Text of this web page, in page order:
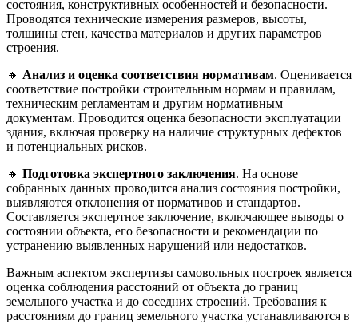
состояния, конструктивных особенностей и безопасности.
Проводятся технические измерения размеров, высоты,
толщины стен, качества материалов и других параметров
строения.
🔸 Анализ и оценка соответствия нормативам. Оценивается
соответствие постройки строительным нормам и правилам,
техническим регламентам и другим нормативным
документам. Проводится оценка безопасности эксплуатации
здания, включая проверку на наличие структурных дефектов
и потенциальных рисков.
🔸 Подготовка экспертного заключения. На основе
собранных данных проводится анализ состояния постройки,
выявляются отклонения от нормативов и стандартов.
Составляется экспертное заключение, включающее выводы о
состоянии объекта, его безопасности и рекомендации по
устранению выявленных нарушений или недостатков.
Важным аспектом экспертизы самовольных построек является
оценка соблюдения расстояний от объекта до границ
земельного участка и до соседних строений. Требования к
расстояниям до границ земельного участка устанавливаются в